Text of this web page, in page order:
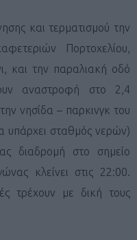
και τερματισμού την
Πορτοχελίου,
και την παραλιακή οδό
αναστροφή στο 2,4
νησίδα – παρκινγκ του
υπάρχει σταθμός νερών)
διαδρομή στο σημείο
κλείνει στις 22:00.
τρέχουν με δική τους